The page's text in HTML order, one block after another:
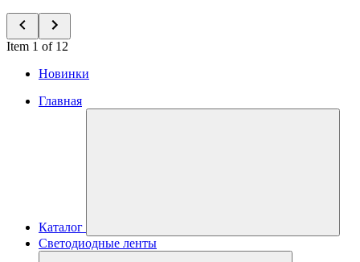
Item 1 of 12
Новинки
Главная
Каталог
Светодиодные ленты